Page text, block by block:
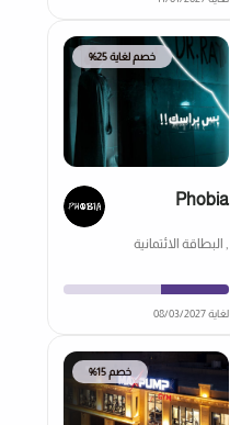
خصم لغاية 25%
Phobia
, البطاقة الائتمانية
لغاية 08/03/2027
خصم 15%